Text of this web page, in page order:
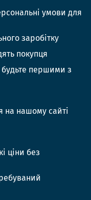
умови для
заробітку
покупця
першими з
на нашому сайті
ціни без